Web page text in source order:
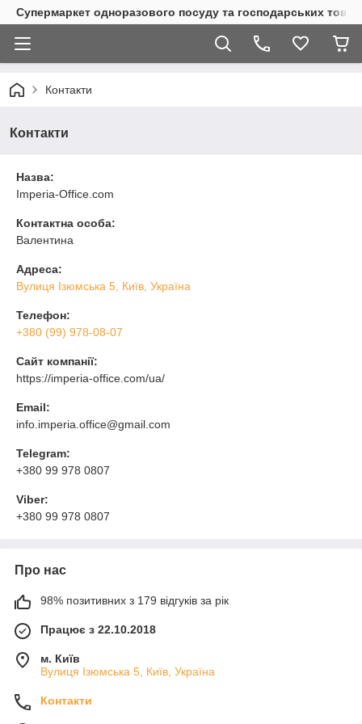
Супермаркет одноразового посуду та господарських
Контакти
Контакти
Назва:
Imperia-Office.com
Контактна особа:
Валентина
Адреса:
Вулиця Ізюмська 5, Київ, Україна
Телефон:
+380 (99) 978-08-07
Сайт компанії:
https://imperia-office.com/ua/
Email:
info.imperia.office@gmail.com
Telegram:
+380 99 978 0807
Viber:
+380 99 978 0807
Про нас
98% позитивних з 179 відгуків за рік
Працює з 22.10.2018
м. Київ
Вулиця Ізюмська 5, Київ, Україна
Контакти